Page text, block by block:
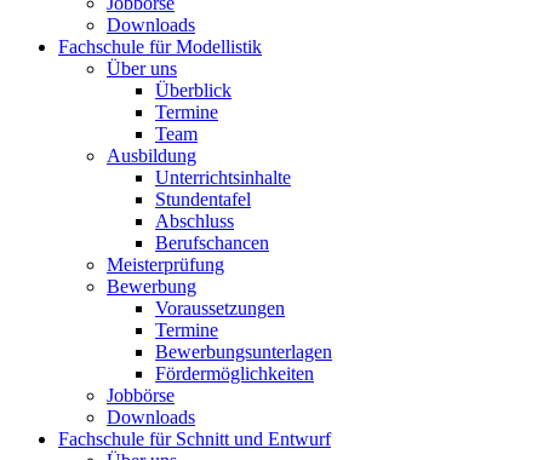
Downloads
Fachschule für Modellistik
Über uns
Überblick
Termine
Team
Ausbildung
Unterrichtsinhalte
Stundentafel
Abschluss
Berufschancen
Meisterprüfung
Bewerbung
Voraussetzungen
Termine
Bewerbungsunterlagen
Fördermöglichkeiten
Jobbörse
Downloads
Fachschule für Schnitt und Entwurf